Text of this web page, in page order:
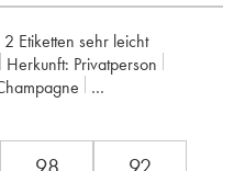
2 Etiketten sehr leicht
Herkunft:
privatperson
Champagne